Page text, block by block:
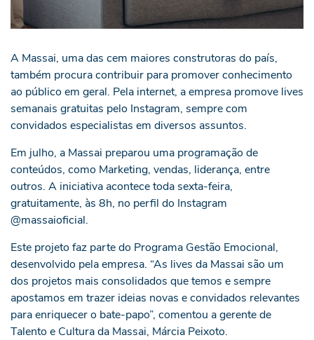
A Massai, uma das cem maiores construtoras do país,
também procura contribuir para promover conhecimento
ao público em geral. Pela internet, a empresa promove lives
semanais gratuitas pelo Instagram, sempre com
convidados especialistas em diversos assuntos.
Em julho, a Massai preparou uma programação de
conteúdos, como Marketing, vendas, liderança, entre
outros. A iniciativa acontece toda sexta-feira,
gratuitamente, às 8h, no perfil do Instagram
@massaioficial.
Este projeto faz parte do Programa Gestão Emocional,
desenvolvido pela empresa. “As lives da Massai são um
dos projetos mais consolidados que temos e sempre
apostamos em trazer ideias novas e convidados relevantes
para enriquecer o bate-papo”, comentou a gerente de
Talento e Cultura da Massai, Márcia Peixoto.